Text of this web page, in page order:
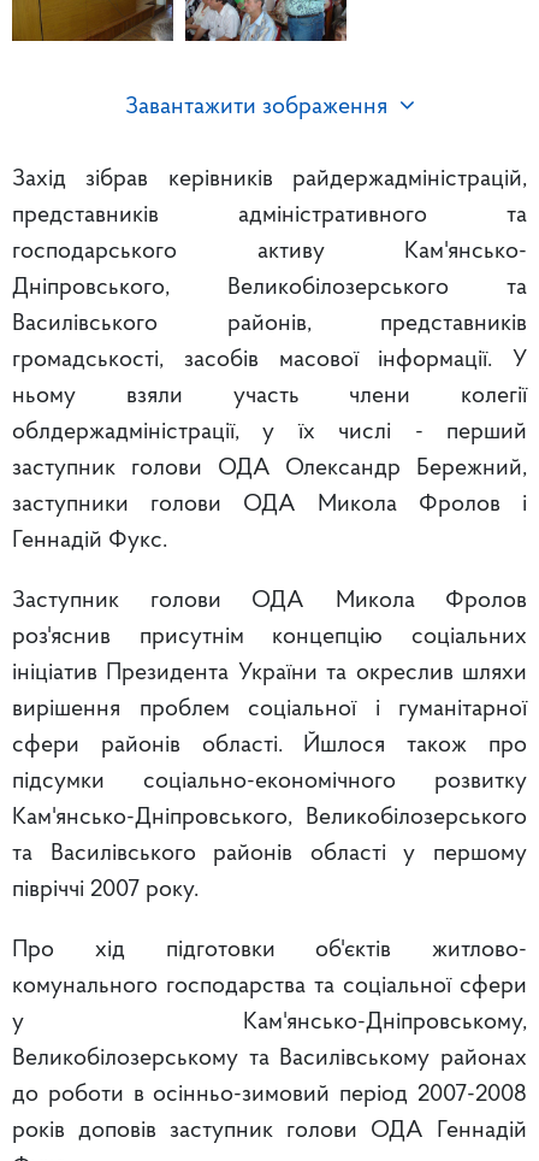
Завантажити зображення
Захід зібрав керівників райдержадміністрацій,
представників адміністративного та
господарського активу Кам'янсько-
Дніпровського, Великобілозерського та
Василівського районів, представників
громадськості, засобів масової інформації. У
ньому взяли участь члени колегії
облдержадміністрації, у їх числі - перший
заступник голови ОДА Олександр Бережний,
заступники голови ОДА Микола Фролов і
Геннадій Фукс.
Заступник голови ОДА Микола Фролов
роз'яснив присутнім концепцію соціальних
ініціатив Президента України та окреслив шляхи
вирішення проблем соціальної і гуманітарної
сфери районів області. Йшлося також про
підсумки соціально-економічного розвитку
Кам'янсько-Дніпровського, Великобілозерського
та Василівського районів області у першому
півріччі 2007 року.
Про хід підготовки об'єктів житлово-
комунального господарства та соціальної сфери
у Кам'янсько-Дніпровському,
Великобілозерському та Василівському районах
до роботи в осінньо-зимовий період 2007-2008
років доповів заступник голови ОДА Геннадій